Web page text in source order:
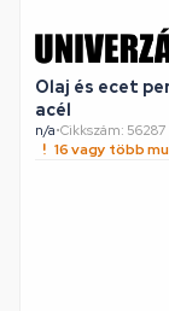
Olaj és ecet
acél
n/a•Cikkszám: 56287
16 vagy több